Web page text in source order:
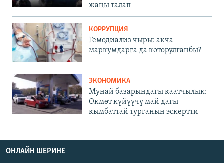
жаңы талап
КОРРУПЦИЯ
Гемодиализ чыры: акча
маркумдарга да которулганбы?
ЭКОНОМИКА
Мунай базарындагы каатчылык:
Өкмөт күйүүчү май дагы
кымбаттай турганын эскертти
ОНЛАЙН ШЕРИНЕ